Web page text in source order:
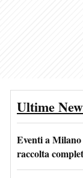
Ultime
Eventi a Milano
raccolta